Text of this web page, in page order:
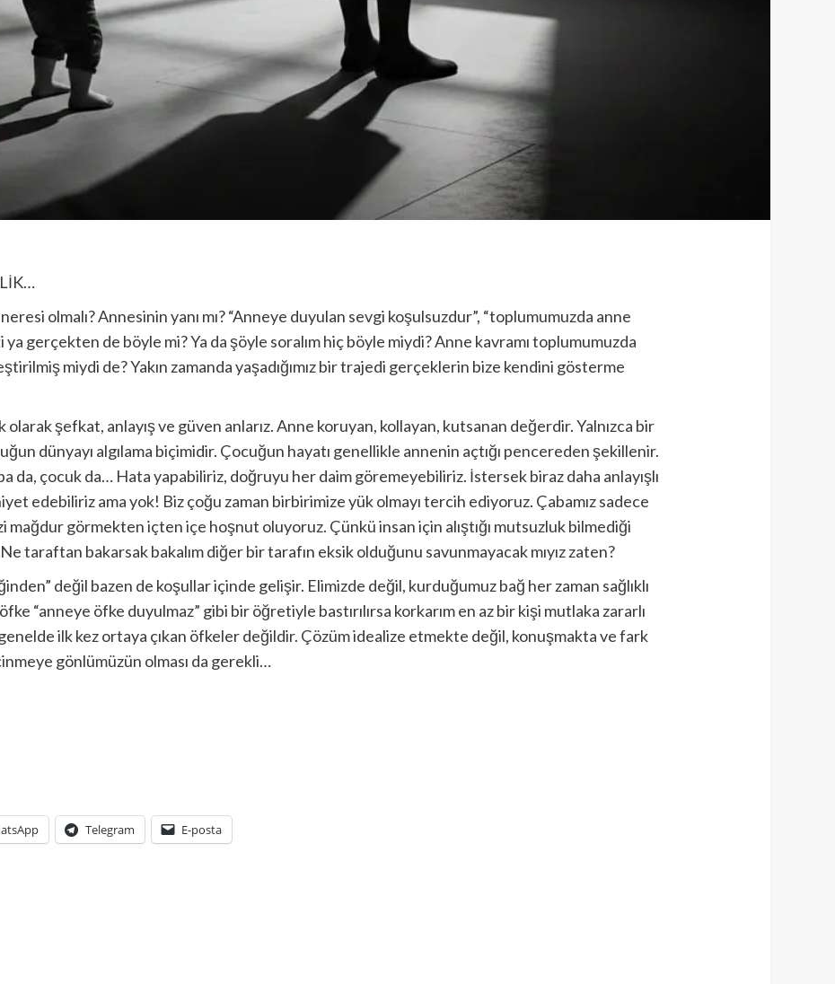
olmalı? Annesinin yanı mı? “Anneye duyulan sevgi koşulsuzdur”, “toplumumuzda anne
ya gerçekten de böyle mi? Ya da şöyle soralım hiç böyle miydi? Anne kavramı toplumumuzda
miydi de? Yakın zamanda yaşadığımız bir trajedi gerçeklerin bize kendini gösterme
şefkat, anlayış ve güven anlarız. Anne koruyan, kollayan, kutsanan değerdir. Yalnızca bir
dünyayı algılama biçimidir. Çocuğun hayatı genellikle annenin açtığı pencereden şekillenir.
da, çocuk da… Hata yapabiliriz, doğruyu her daim göremeyebiliriz. İstersek biraz daha anlayışlı
edebiliriz ama yok! Biz çoğu zaman birbirimize yük olmayı tercih ediyoruz. Çabamız sadece
mağdur görmekten içten içe hoşnut oluyoruz. Çünkü insan için alıştığı mutsuzluk bilmediği
taraftan bakarsak bakalım diğer bir tarafın eksik olduğunu savunmayacak mıyız zaten?
değil bazen de koşullar içinde gelişir. Elimizde değil, kurduğumuz bağ her zaman sağlıklı
“anneye öfke duyulmaz” gibi bir öğretiyle bastırılırsa korkarım en az bir kişi mutlaka zararlı
genelde ilk kez ortaya çıkan öfkeler değildir. Çözüm idealize etmekte değil, konuşmakta ve fark
gönlümüzün olması da gerekli…
Telegram E-posta